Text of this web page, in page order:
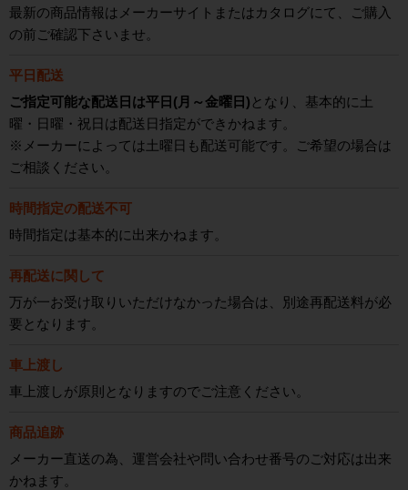
最新の商品情報はメーカーサイトまたはカタログにて、ご購入
の前ご確認下さいませ。
平日配送
ご指定可能な配送日は平日(月～金曜日) となり、基本的に土
曜・日曜・祝日は配送日指定ができかねます。
※メーカーによっては土曜日も配送可能です。ご希望の場合は
ご相談ください。
時間指定の配送不可
時間指定は基本的に出来かねます。
再配送に関して
万が一お受け取りいただけなかった場合は、別途再配送料が必
要となります。
車上渡し
車上渡しが原則となりますのでご注意ください。
商品追跡
メーカー直送の為、運営会社や問い合わせ番号のご対応は出来
かねます。